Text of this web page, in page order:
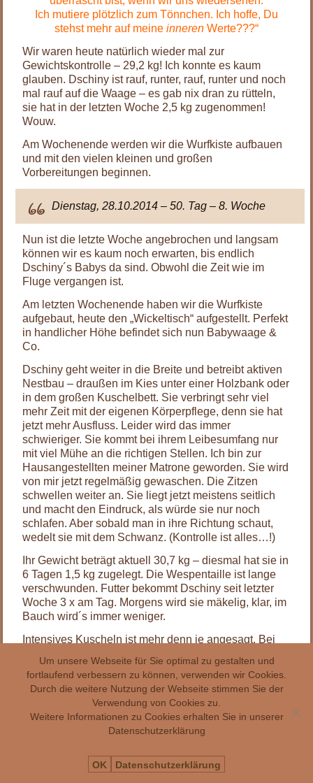
Ich mutiere plötzlich zum Tönnchen. Ich hoffe, Du
stehst mehr auf meine inneren Werte???“
Wir waren heute natürlich wieder mal zur
Gewichtskontrolle – 29,2 kg! Ich konnte es kaum
glauben. Dschiny ist rauf, runter, rauf, runter und noch
mal rauf auf die Waage – es gab nix dran zu rütteln,
sie hat in der letzten Woche 2,5 kg zugenommen!
Wouw.
Am Wochenende werden wir die Wurfkiste aufbauen
und mit den vielen kleinen und großen
Vorbereitungen beginnen.
Dienstag, 28.10.2014 – 50. Tag – 8. Woche
Nun ist die letzte Woche angebrochen und langsam
können wir es kaum noch erwarten, bis endlich
Dschiny´s Babys da sind. Obwohl die Zeit wie im
Fluge vergangen ist.
Am letzten Wochenende haben wir die Wurfkiste
aufgebaut, heute den „Wickeltisch“ aufgestellt. Perfekt
in handlicher Höhe befindet sich nun Babywaage &
Co.
Dschiny geht weiter in die Breite und betreibt aktiven
Nestbau – draußen im Kies unter einer Holzbank oder
in dem großen Kuschelbett. Sie verbringt sehr viel
mehr Zeit mit der eigenen Körperpflege, denn sie hat
jetzt mehr Ausfluss. Leider wird das immer
schwieriger. Sie kommt bei ihrem Leibesumfang nur
mit viel Mühe an die richtigen Stellen. Ich bin zur
Hausangestellten meiner Matrone geworden. Sie wird
von mir jetzt regelmäßig gewaschen. Die Zitzen
schwellen weiter an. Sie liegt jetzt meistens seitlich
und macht den Eindruck, als würde sie nur noch
schlafen. Aber sobald man in ihre Richtung schaut,
wedelt sie mit dem Schwanz. (Kontrolle ist alles…!)
Ihr Gewicht beträgt aktuell 30,7 kg – diesmal hat sie in
6 Tagen 1,5 kg zugelegt. Die Wespentaille ist lange
verschwunden. Futter bekommt Dschiny seit letzter
Woche 3 x am Tag. Morgens wird sie mäkelig, klar, im
Bauch wird´s immer weniger.
Intensives Kuscheln ist mehr denn je angesagt. Bei
zeigt ihre dickes Bäuchlein.
Um unsere Webseite für Sie optimal zu gestalten und
fortlaufend verbessern zu können, verwenden wir Cookies.
Durch die weitere Nutzung der Webseite stimmen Sie der
Verwendung von Cookies zu.
Weitere Informationen zu Cookies erhalten Sie in unserer
Datenschutzerklärung
OK Datenschutzerklärung